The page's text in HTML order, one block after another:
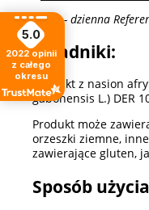
*RWS - dzienna
Składniki:
Ekstrakt z nasion
gabonensis L.) DER
Produkt może
orzeszki ziemne,
zawierające gluten,
Sposób
5.0
2022 opinii
z całego
okresu